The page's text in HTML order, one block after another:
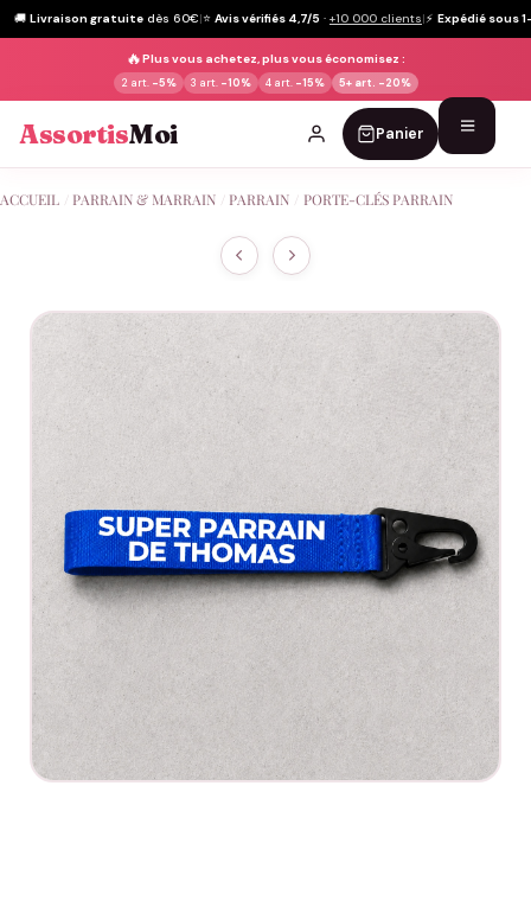
🚚 Livraison gratuite dès 60€|⭐ Avis vérifiés 4,7/5 · +10 000 clients|⚡ Expédié sous
🔥Plus vous achetez, plus vous économisez :
2 art. -5% 3 art. -10% 4 art. -15% 5+ art. -20%
AssortisMoi Panier
au
ACCUEIL PARRAIN & MARRAIN PARRAIN PORTE-CLÉS PARRAIN